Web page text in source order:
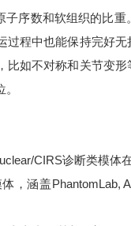
序数和软组织的比
过程中也能保持完好
如不对称和关节变
CIRS诊断类模体
，涵盖PhantomLab,